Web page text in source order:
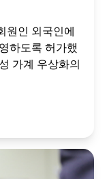
원인 외국인에
하도록 허가했
가계 우상화의